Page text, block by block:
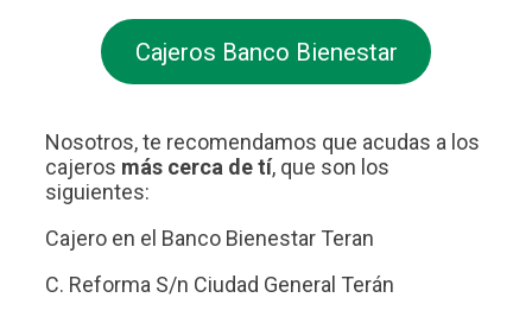
Cajeros Banco Bienestar
Nosotros, te recomendamos que acudas a los
cajeros más cerca de tí, que son los
siguientes:
Cajero en el Banco Bienestar Teran
C. Reforma S/n Ciudad General Terán